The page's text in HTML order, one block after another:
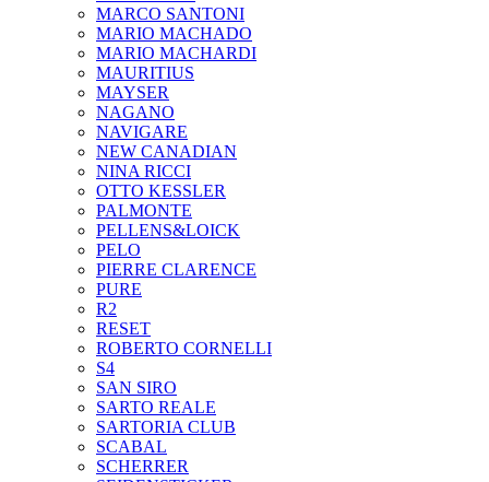
MARCO SANTONI
MARIO MACHADO
MARIO MACHARDI
MAURITIUS
MAYSER
NAGANO
NAVIGARE
NEW CANADIAN
NINA RICCI
OTTO KESSLER
PALMONTE
PELLENS&LOICK
PELO
PIERRE CLARENCE
PURE
R2
RESET
ROBERTO CORNELLI
S4
SAN SIRO
SARTO REALE
SARTORIA CLUB
SCABAL
SCHERRER